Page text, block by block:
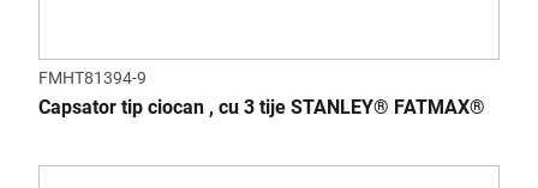
FMHT81394-9
Capsator tip ciocan , cu 3 tije STANLEY® FATMAX®